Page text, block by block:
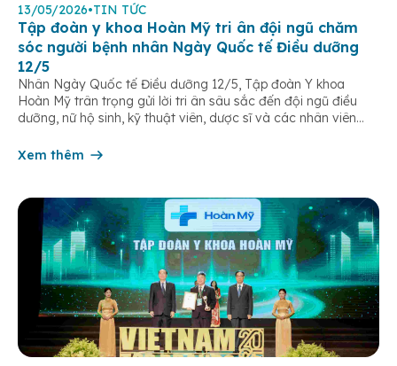
13/05/2026•TIN TỨC
Tập đoàn y khoa Hoàn Mỹ tri ân đội ngũ chăm
sóc người bệnh nhân Ngày Quốc tế Điều dưỡng
12/5
Nhân Ngày Quốc tế Điều dưỡng 12/5, Tập đoàn Y khoa
Hoàn Mỹ trân trọng gửi lời tri ân sâu sắc đến đội ngũ điều
dưỡng, nữ hộ sinh, kỹ thuật viên, dược sĩ và các nhân viên
âm thầm đồng hành trên […]
Xem thêm